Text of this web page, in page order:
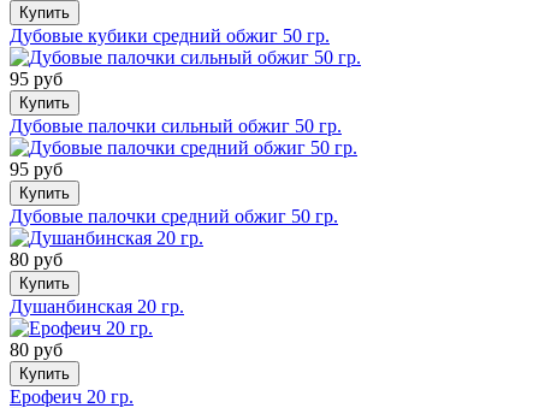
Купить
Дубовые кубики средний обжиг 50 гр.
95 руб
Купить
Дубовые палочки сильный обжиг 50 гр.
95 руб
Купить
Дубовые палочки средний обжиг 50 гр.
80 руб
Купить
Душанбинская 20 гр.
80 руб
Купить
Ерофеич 20 гр.